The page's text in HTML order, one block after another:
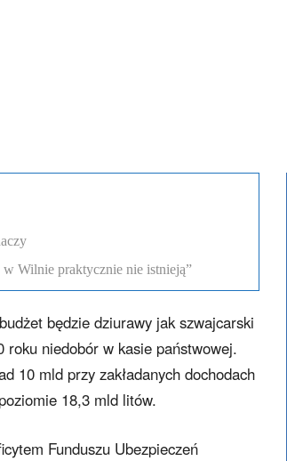
Wilnie praktycznie nie istnieją”
będzie dziurawy jak szwajcarski
niedobór w kasie państwowej.
10 mld przy zakładanych dochodach
18,3 mld litów.
Funduszu Ubezpieczeń